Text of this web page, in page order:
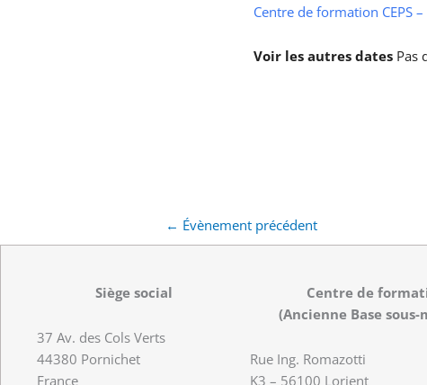
Centre de formation CEPS
Voir les autres dates Pas
← Évènement précédent
Siège social
37 Av. des Cols Verts
44380 Pornichet
France
Centre de
(Ancienne Base
Rue Ing. Romazotti
K3 – 56100 Lorient